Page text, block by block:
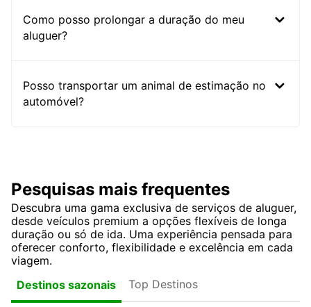
Como posso prolongar a duração do meu
aluguer?
Posso transportar um animal de estimação no
automóvel?
Pesquisas mais frequentes
Descubra uma gama exclusiva de serviços de aluguer,
desde veículos premium a opções flexíveis de longa
duração ou só de ida. Uma experiência pensada para
oferecer conforto, flexibilidade e excelência em cada
viagem.
Destinos sazonais
Top Destinos